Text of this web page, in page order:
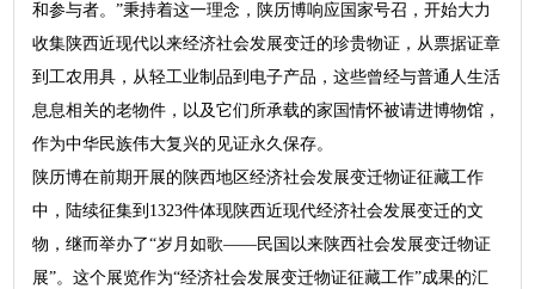
和参与者。”秉持着这一理念，陕历博响应国家号召，开始大力
收集陕西近现代以来经济社会发展变迁的珍贵物证，从票据证章
到工农用具，从轻工业制品到电子产品，这些曾经与普通人生活
息息相关的老物件，以及它们所承载的家国情怀被请进博物馆，
作为中华民族伟大复兴的见证永久保存。
陕历博在前期开展的陕西地区经济社会发展变迁物证征藏工作
中，陆续征集到1323件体现陕西近现代经济社会发展变迁的文
物，继而举办了“岁月如歌——民国以来陕西社会发展变迁物证
展”。这个展览作为“经济社会发展变迁物证征藏工作”成果的汇